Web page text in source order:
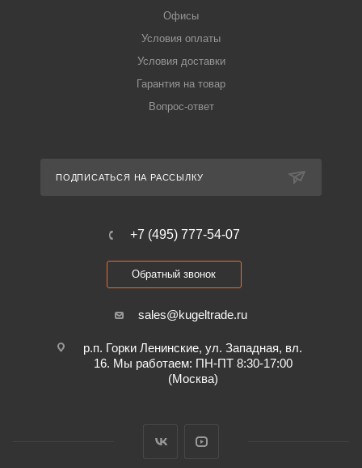
Офисы
Условия оплаты
Условия доставки
Гарантия на товар
Вопрос-ответ
ПОДПИСАТЬСЯ НА РАССЫЛКУ
+7 (495) 777-54-07
Обратный звонок
sales@kugeltrade.ru
р.п. Горки Ленинские, ул. Западная, вл.
16. Мы работаем: ПН-ПТ 8:30-17:00
(Москва)